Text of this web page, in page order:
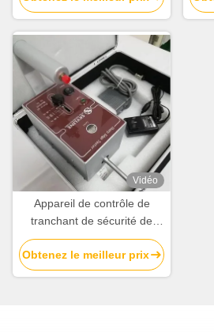
Vidéo
Appareil de contrôle de
tranchant de sécurité de
jouet de l'équipement d'essai
de jouets d'enfants EN71-1
Obtenez le meilleur prix